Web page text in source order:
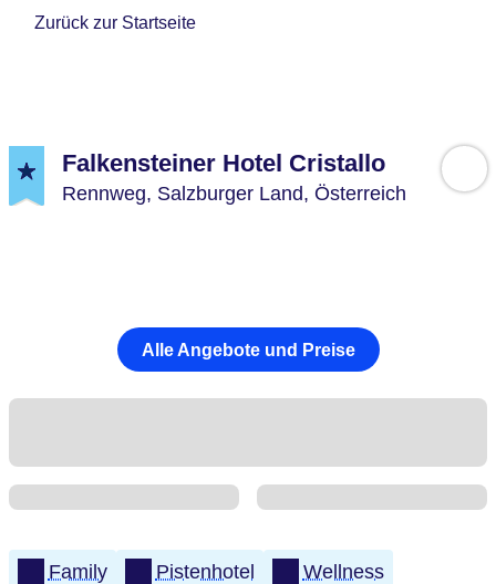
Zurück zur Startseite
Falkensteiner Hotel Cristallo
Rennweg, Salzburger Land, Österreich
Alle Angebote und Preise
Family Pistenhotel
Wellness